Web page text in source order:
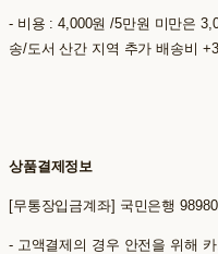
- 비용 : 4,000원 /5만원 미만은
송/도서 산간 지역 추가 배송비
상품결제정보
[무통장입금계좌] 국민은행
- 고액결제의 경우 안전을 위해